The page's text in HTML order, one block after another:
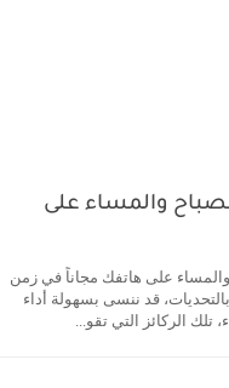
والمساء على
والمساء على هاتفك مجاناً في زمن
قد ننسى بسهولة أداء
تلك الركائز التي تقو...